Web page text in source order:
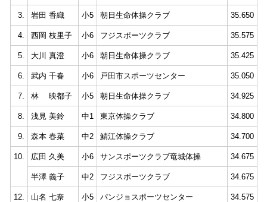
3. 岩田 香織 小5 朝日生命体操クラブ 35.650
4. 西岡 枝里子 小6 フジスポーツクラブ 35.575
5. 大川 真澄 小6 朝日生命体操クラブ 35.425
6. 武内 千春 小6 戸田市スポーツセンター 35.050
7. 林 映都子 小5 朝日生命体操クラブ 34.925
8. 浅見 美鈴 中1 東京体操クラブ 34.800
9. 森本 春菜 中2 鯖江体操クラブ 34.700
10. 広田 久美 小6 サンスポーツクラブ竜城体操 34.675
半澤 義子 中2 フジスポーツクラブ 34.675
12. 山名 七奈 小5 パンジョスポーツセンター 34.575